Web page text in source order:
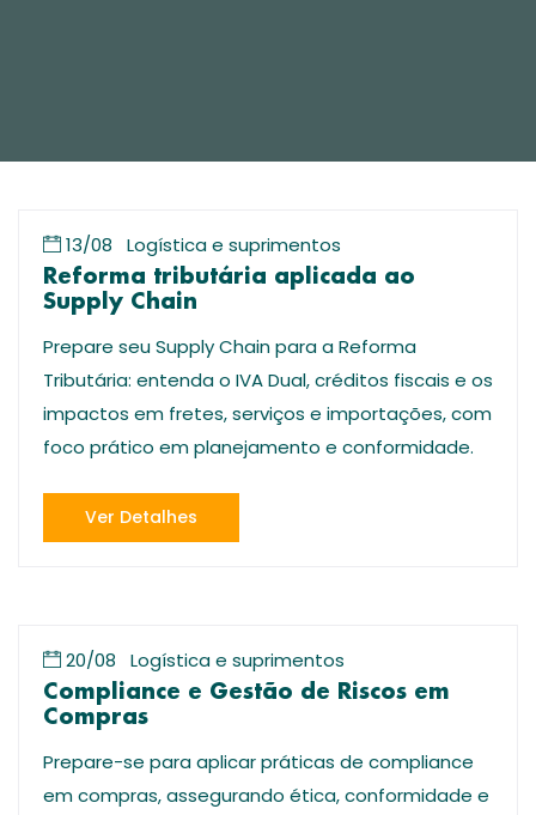
13/08 Logística e suprimentos
Reforma tributária aplicada ao
Supply Chain
Prepare seu Supply Chain para a Reforma
Tributária: entenda o IVA Dual, créditos fiscais e os
impactos em fretes, serviços e importações, com
foco prático em planejamento e conformidade.
Ver Detalhes
20/08 Logística e suprimentos
Compliance e Gestão de Riscos em
Compras
Prepare-se para aplicar práticas de compliance
em compras, assegurando ética, conformidade e